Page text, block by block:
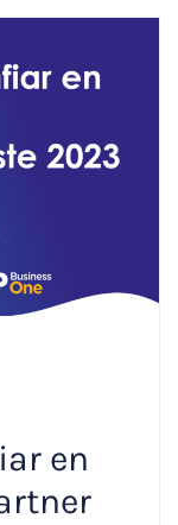
en